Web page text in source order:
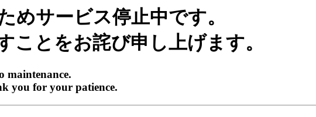
めサービス停止中です。
ことをお詫び申し上げます。
maintenance.
you for your patience.